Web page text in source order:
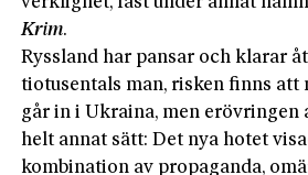
Krim.
Ryssland har pansar och klarar
tiotusentals man, risken finns att
går in i Ukraina, men erövringen
helt annat sätt: Det nya hotet
kombination av propaganda,